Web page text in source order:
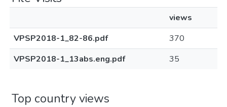
views
VPSP2018-1_82-86.pdf
370
VPSP2018-1_13abs.eng.pdf
35
Top country views